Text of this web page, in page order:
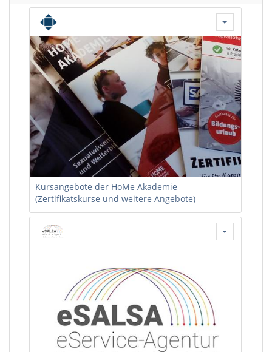
Kursangebote der HoMe Akademie
(Zertifikatskurse und weitere Angebote)